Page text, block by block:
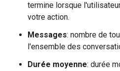
termine lorsque
votre action.
Messages: nombre de
l'ensemble des
Durée moyenne: durée